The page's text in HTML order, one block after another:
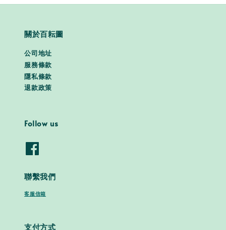
關於百耘圖
公司地址
服務條款
隱私條款
退款政策
Follow us
聯繫我們
客服信箱
支付方式